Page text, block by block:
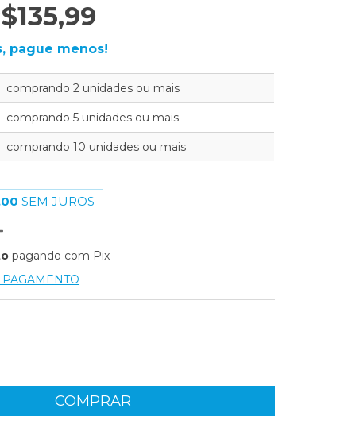
pague menos!
comprando 2 unidades ou mais
comprando 5 unidades ou mais
comprando 10 unidades ou mais
SEM JUROS
pagando com Pix